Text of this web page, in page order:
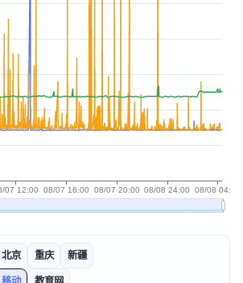
北京 重庆 新疆